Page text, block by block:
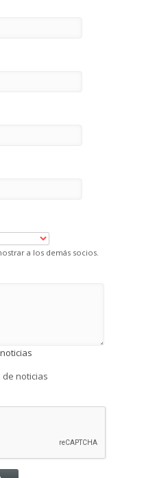
a los demás socios.
noticias